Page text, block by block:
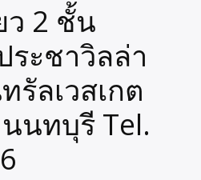
ว 2 ชั้น
ะชาวิลล่า
รัลเวสเกต
นทบุรี Tel.